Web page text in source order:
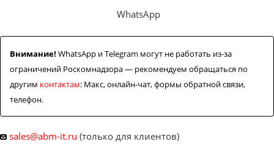
WhatsApp
Внимание! WhatsApp и Telegram могут не работать из-за
ограничений Роскомнадзора — рекомендуем обращаться по
другим контактам: Макс, онлайн-чат, формы обратной связи,
телефон.
sales@abm-it.ru (только для клиентов)
Контакты